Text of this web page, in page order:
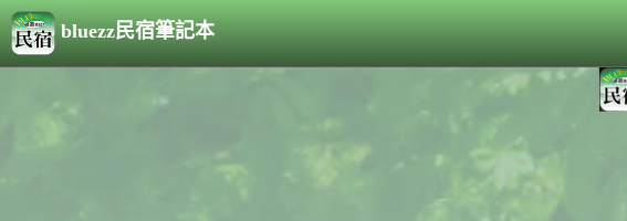
bluezz民宿筆記本